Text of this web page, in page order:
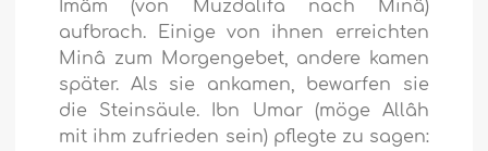
Imâm (von Muzdalifa nach Minâ)
aufbrach. Einige von ihnen erreichten
Minâ zum Morgengebet, andere kamen
später. Als sie ankamen, bewarfen sie
die Steinsäule. Ibn Umar (möge Allâh
mit ihm zufrieden sein) pflegte zu sagen: